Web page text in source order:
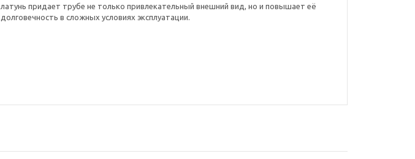
латунь придает трубе не только привлекательный внешний вид, но и повышает её
долговечность в сложных условиях эксплуатации.